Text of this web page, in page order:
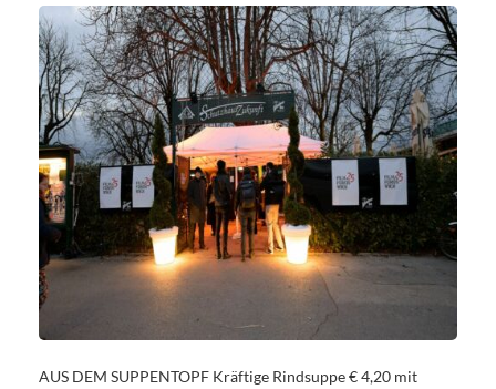
AUS DEM SUPPENTOPF Kräftige Rindsuppe € 4,20 mit